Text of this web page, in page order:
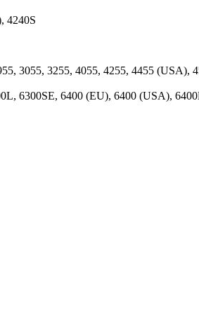
4240S
3055, 3255, 4055, 4255, 4455 (USA),
6300SE, 6400 (EU), 6400 (USA),